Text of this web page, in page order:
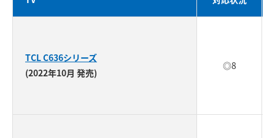
TCL C636シリーズ
(2022年10月 発売)
◎8